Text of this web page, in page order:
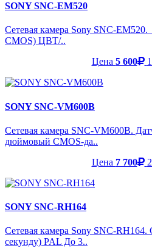
SONY SNC-EM520
Сетевая камера Sony SNC-
CMOS) ЦВТ/..
Цена 5 600
SONY SNC-VM600B
Сетевая камера SNC-VM600B.
дюймовый CMOS-да..
Цена 7 700
SONY SNC-RH164
Сетевая камера Sony SNC-RH164.
секунду) PAL До 3..